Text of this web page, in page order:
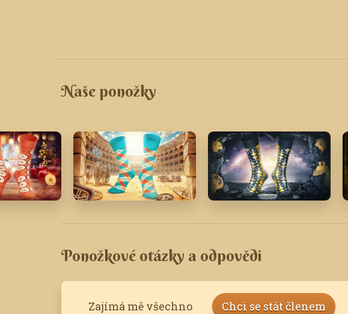
Naše ponožky
Ponožkové otázky a odpovědi
Zajímá mě všechno Chci se stát členem